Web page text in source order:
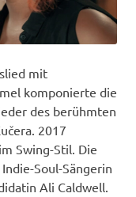
mit
komponierte die
des berühmten
2017
Swing-Stil. Die
Soul-Sängerin
Ali Caldwell.